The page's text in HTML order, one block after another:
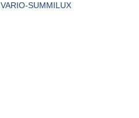
VARIO-SUMMILUX